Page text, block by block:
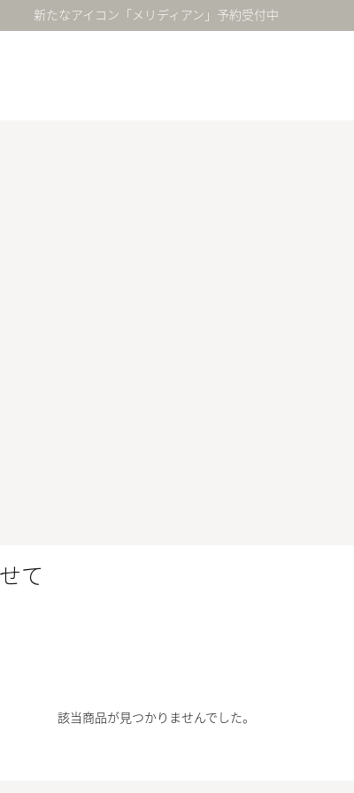
新たなアイコン「メリディアン」予約受付中
て
該当商品が見つかりませんでした。